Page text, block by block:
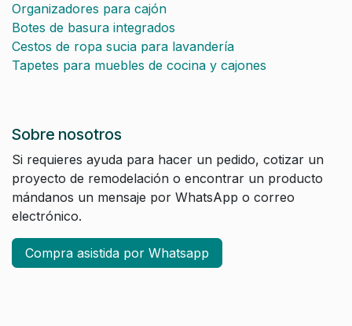
Organizadores para cajón
Botes de basura integrados
Cestos de ropa sucia para lavandería
Tapetes para muebles de cocina y cajones
Sobre nosotros
Si requieres ayuda para hacer un pedido, cotizar un
proyecto de remodelación o encontrar un producto
mándanos un mensaje por WhatsApp o correo
electrónico.
Compra asistida por Whatsapp